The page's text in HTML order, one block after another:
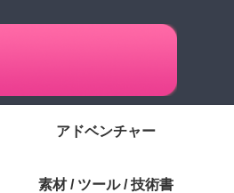
アドベンチャー
素材 / ツール / 技術書